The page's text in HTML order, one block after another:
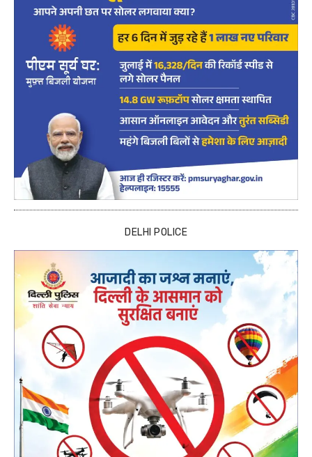
DELHI POLICE